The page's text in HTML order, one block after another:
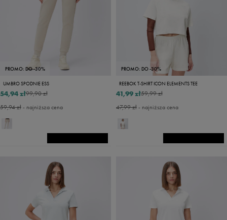
PROMO: DO -30%
UMBRO SPODNIE ESS
99,90 zł
54,94 zł
59,94 zł- najniższa cena
PROMO: DO -30%
REEBOK T-SHIRT ICON ELEMENTS TEE
59,99 zł
41,99 zł
47,99 zł- najniższa cena